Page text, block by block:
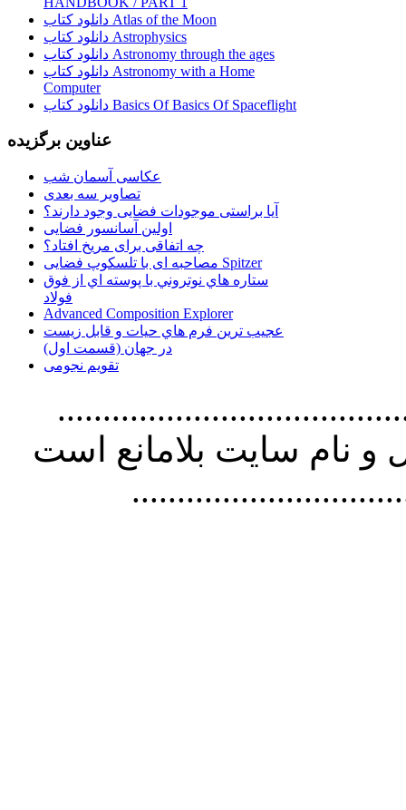
دانلود کتاب Atlas of the Moon
دانلود کتاب Astrophysics
دانلود کتاب Astronomy through the ages
دانلود کتاب Astronomy with a Home
Computer
دانلود کتاب Basics Of Basics Of Spaceflight
عناوین برگزیده
عکاسی آسمان شب
تصاویر سه بعدی
آیا براستی موجودات فضایی وجود دارند؟
اولین آسانسور فضایی
چه اتفاقی برای مریخ افتاد؟
مصاحبه ای با تلسکوپ فضایی Spitzer
ستاره هاي نوتروني با پوسته اي از فوق
فولاد
Advanced Composition Explorer
عجیب ترین فرم هاي حيات و قابل زيست
در جهان (قسمت اول)
تقویم نجومی
استفاده از
نام سايت بلامانع است